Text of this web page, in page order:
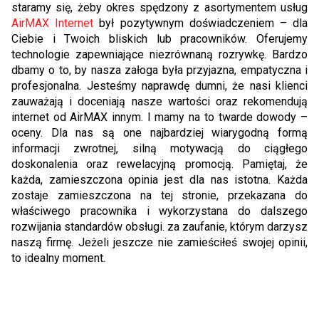
staramy się, żeby okres spędzony z asortymentem usług
AirMAX Internet był pozytywnym doświadczeniem – dla
Ciebie i Twoich bliskich lub pracowników. Oferujemy
technologie zapewniające niezrównaną rozrywkę. Bardzo
dbamy o to, by nasza załoga była przyjazna, empatyczna i
profesjonalna. Jesteśmy naprawdę dumni, że nasi klienci
zauważają i doceniają nasze wartości oraz rekomendują
internet od AirMAX innym. I mamy na to twarde dowody –
oceny. Dla nas są one najbardziej wiarygodną formą
informacji zwrotnej, silną motywacją do ciągłego
doskonalenia oraz rewelacyjną promocją. Pamiętaj, że
każda, zamieszczona opinia jest dla nas istotna. Każda
zostaje zamieszczona na tej stronie, przekazana do
właściwego pracownika i wykorzystana do dalszego
rozwijania standardów obsługi. za zaufanie, którym darzysz
naszą firmę. Jeżeli jeszcze nie zamieściłeś swojej opinii,
to idealny moment.